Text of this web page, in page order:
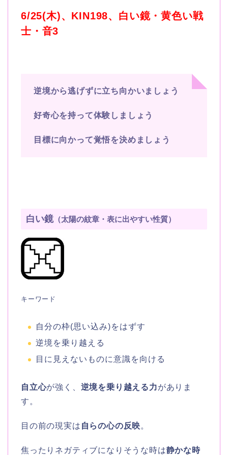
6/25(木)、KIN198、白い鏡・黄色い戦
士・音3
逆境から逃げずに立ち向かいましょう
好奇心を持って体験しましょう
目標に向かって覚悟を決めましょう
白い鏡（太陽の紋章・表に出やすい性質）
キーワード
自分の枠(思い込み)をはずす
逆境を乗り越える
目に見えないものに意識を向ける
自立心が強く、 逆境を乗り越える力がありま
す。
目の前の現実は 自らの心の反映。
焦ったりネガティブになりそうな時は静かな時